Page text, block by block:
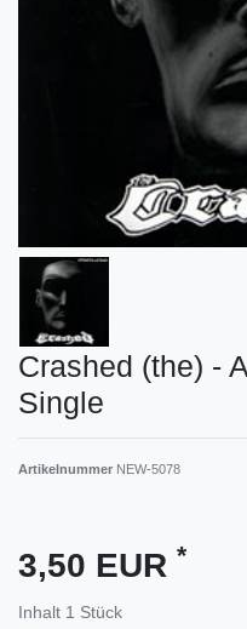
Crashed (the) -
Single
Artikelnummer NEW-5078
3,50 EUR *
Inhalt 1 Stück